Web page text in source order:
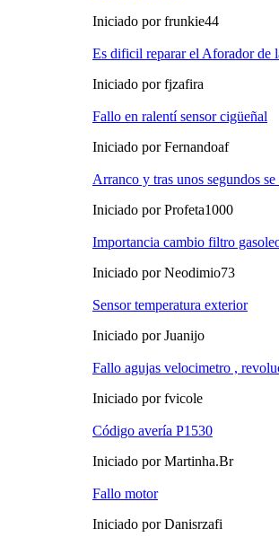
Iniciado por frunkie44
Es dificil reparar el Aforador de
Iniciado por fjzafira
Fallo en ralentí sensor cigüeñal
Iniciado por Fernandoaf
Arranco y tras unos segundos
Iniciado por Profeta1000
Importancia cambio filtro
Iniciado por Neodimio73
Sensor temperatura exterior
Iniciado por Juanijo
Fallo agujas velocimetro ,
Iniciado por fvicole
Código avería P1530
Iniciado por Martinha.Br
Fallo motor
Iniciado por Danisrzafi